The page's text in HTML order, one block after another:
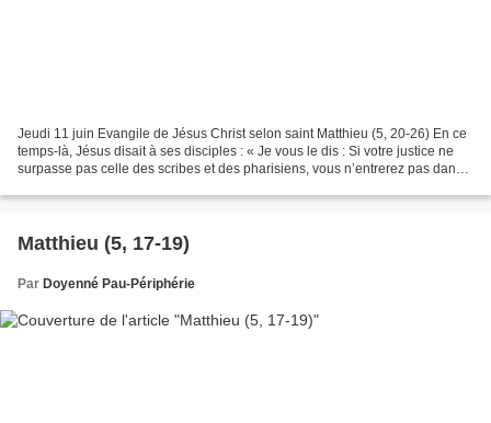
Jeudi 11 juin Evangile de Jésus Christ selon saint Matthieu (5, 20-26) En ce
temps-là, Jésus disait à ses disciples : « Je vous le dis : Si votre justice ne
surpasse pas celle des scribes et des pharisiens, vous n’entrerez pas dans
Matthieu (5, 17-19)
Par Doyenné Pau-Périphérie